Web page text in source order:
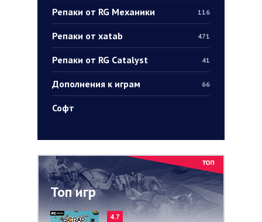
Репаки от RG Механики 116
Репаки от xatab 471
Репаки от RG Catalyst 41
Дополнения к играм 66
Софт
Топ игр
4.7